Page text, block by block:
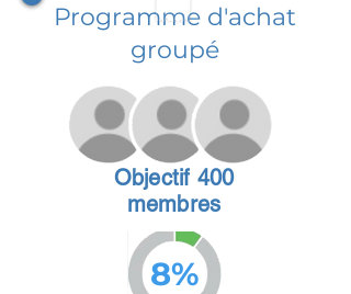
Programme d'achat
groupé
Objectif 400
membres
8%